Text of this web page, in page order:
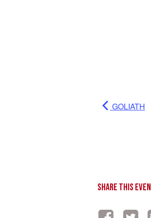
GOLIATH
Share This